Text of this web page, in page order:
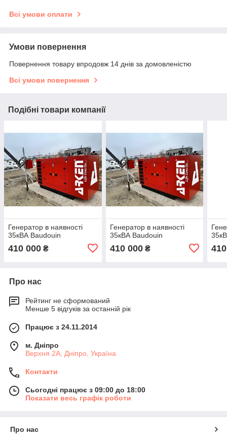
Всі умови оплати
Умови повернення
Повернення товару впродовж 14 днів за домовленістю
Всі умови повернення
Подібні товари компанії
Генератор в наявності
35кВА Baudouin
410 000 ₴
Генератор в наявності
35кВА Baudouin
410 000₴
Про нас
Рейтинг не сформований
Менше 5 відгуків за останній рік
Працює з 24.11.2014
м. Дніпро
Верхня 2А, Дніпро, Україна
Контакти
Сьогодні працює з 09:00 до 18:00
Показати весь графік роботи
Про нас